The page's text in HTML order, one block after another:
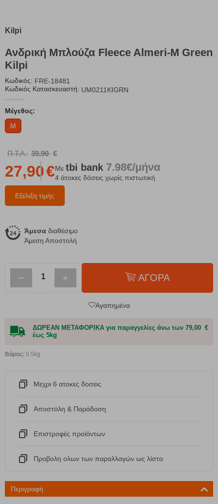
Kilpi
Ανδρική Μπλούζα Fleece Almeri-M Green
Kilpi
Κωδικός: FRE-18481
Κωδικός Κατασκευαστή: UM0211KIGRN
Μέγεθος:
M
Π.Τ.Λ. 39,90 €
Εξέλιξη τιμής
27,90€Με tbi bank 7.98€/μήνα
4 άτοκες δόσεις χωρίς πιστωτική
Άμεσα διαθέσιμο
Άμεση Αποστολή
− + ΑΓΟΡΑ
Αγαπημένα
ΔΩΡΕΑΝ ΜΕΤΑΦΟΡΙΚΑ για παραγγελίες άνω των 79,00 €
έως 5kg
Βάρος: 0.5kg
Μεχρι 6 ατοκες δοσεις
Αποστόλη & Παράδοση
Eπιστροφές προϊόντων
Προβολη ολων των παραλλαγών ως λίστα
Περιγραφή